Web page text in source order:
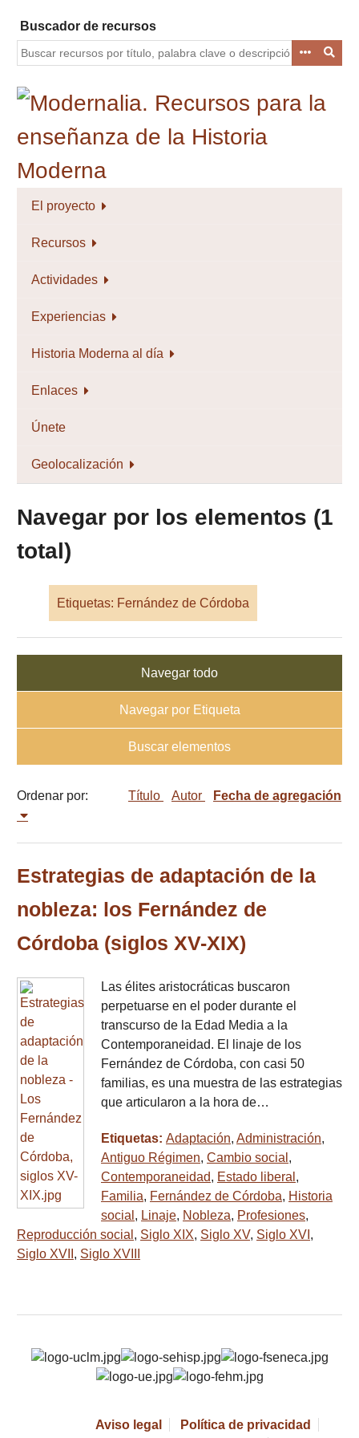
contenido
principal
Buscador de recursos
El proyecto
Recursos
Actividades
Experiencias
Historia Moderna al día
Enlaces
Únete
Geolocalización
Navegar por los elementos (1
total)
Etiquetas: Fernández de Córdoba
Navegar todo
Navegar por Etiqueta
Buscar elementos
Ordenar por: Título Autor Fecha de agregación
Estrategias de adaptación de la
nobleza: los Fernández de
Córdoba (siglos XV-XIX)
Las élites aristocráticas buscaron
perpetuarse en el poder durante el
transcurso de la Edad Media a la
Contemporaneidad. El linaje de los
Fernández de Córdoba, con casi 50
familias, es una muestra de las estrategias
que articularon a la hora de…
Etiquetas: Adaptación, Administración,
Antiguo Régimen, Cambio social ,
Contemporaneidad, Estado liberal ,
Familia, Fernández de Córdoba, Historia
social , Linaje, Nobleza, Profesiones,
Reproducción social , Siglo XIX, Siglo XV, Siglo XVI ,
Siglo XVII , Siglo XVIII
Aviso legal
Política de privacidad